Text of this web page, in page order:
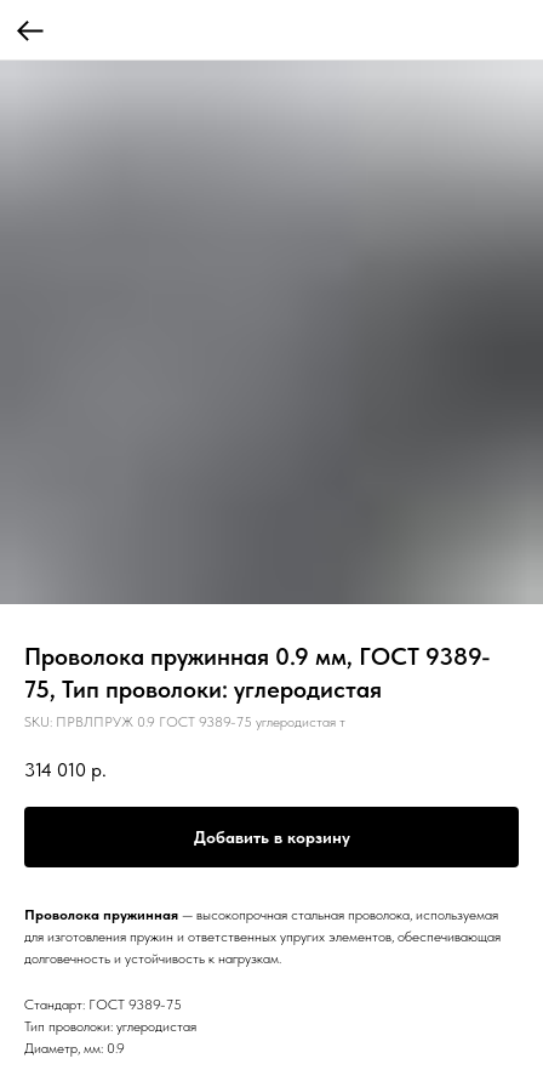
Проволока пружинная 0.9 мм, ГОСТ 9389-
75, Тип проволоки: углеродистая
SKU: ПРВЛПРУЖ 0.9 ГОСТ 9389-75 углеродистая т
314 010 р.
Добавить в корзину
Проволока пружинная — высокопрочная стальная проволока, используемая
для изготовления пружин и ответственных упругих элементов, обеспечивающая
долговечность и устойчивость к нагрузкам.
Стандарт: ГОСТ 9389-75
Тип проволоки: углеродистая
Диаметр, мм: 0.9